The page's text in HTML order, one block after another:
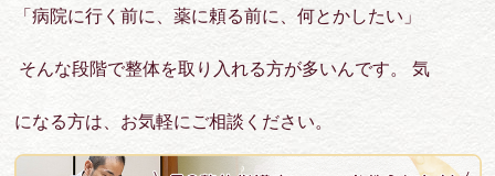
「病院に行く前に、薬に頼る前に、何とかしたい」
そんな段階で整体を取り入れる方が多いんです。 気
になる方は、お気軽にご相談ください。